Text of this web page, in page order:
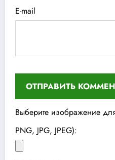
E-mail
Выберите изображение
PNG, JPG, JPEG):